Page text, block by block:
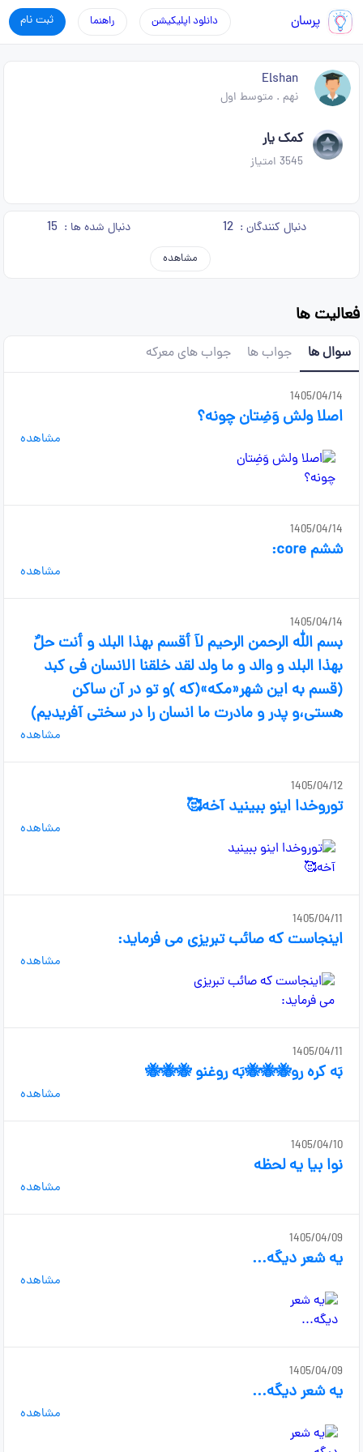
پرسان ثبت نام راهنما دانلود اپلیکیشن
Elshan
نهم .متوسط اول
کمک یار
3545 امتیاز
دنبال کنندگان : 12 دنبال شده ها : 15
مشاهده
فعالیت ها
سوال ها جواب ها جواب های معرکه
1405/04/14
اصلا ولش وَضِتان چونه؟
مشاهده
1405/04/14
ششم core:
مشاهده
1405/04/14
بسم الله الرحمن الرحیم لآ أقسم بهذا البلد و أنت حلٌ
بهذا البلد و والد و ما ولد لقد خلقنا الانسان فی کبد
(قسم به این شهر«مکه»(که )و تو در آن ساکن
هستی،و پدر و مادرت ما انسان را در سختی آفریدیم)
مشاهده
1405/04/12
توروخدا اینو ببینید آخه🥰
مشاهده
1405/04/11
اینجاست که صائب تبریزی می فرماید:
مشاهده
1405/04/11
بَه کره رو🐝🐝🐝بَه روغنو 🐝🐝🐝
مشاهده
1405/04/10
نوا بیا یه لحظه
مشاهده
1405/04/09
یه شعر دیگه...
مشاهده
1405/04/09
یه شعر دیگه...
مشاهده